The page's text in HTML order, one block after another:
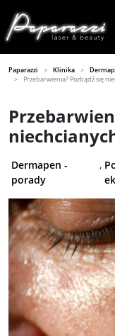
Paparazzi Klinika
Przebarwienia? Pozbądź się
Dermapen -
porady
,